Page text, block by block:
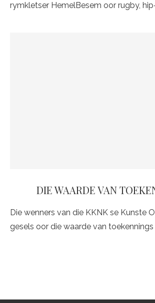
rymkletser HemelBesem oor rugby,
DIE WAARDE VAN
Die wenners van die KKNK se Kunste
gesels oor die waarde van toekennings